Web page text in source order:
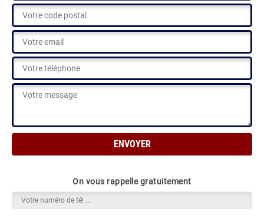
On vous rappelle gratuitement